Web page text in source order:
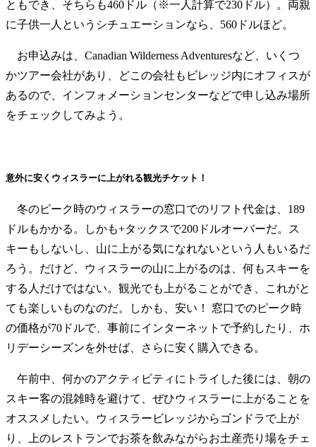
ともでき、そちらも460ドル（※一人計算で230ドル）。両親
に子供一人というシチュエーションなら、560ドルほど。
お申込みは、Canadian Wilderness Adventuresなど、いくつ
かツアー会社があり、どこの会社もビレッジ内にオフィスが
あるので、インフォメーションセンターなどで申し込み場所
をチェックしてみよう。
意外に安くウィスラーに上がれる観光チケット！
冬のピーク時のウィスラーの窓口でのリフト代金は、189
ドルもかかる。しかも+タックスで200ドルオーバーだ。ス
キーもしないし、山に上がる気になれないという人もいるだ
ろう。だけど、ウィスラーの山に上がるのは、何もスキーを
する人だけではない。観光でも上がることができ、これがと
ても楽しいものなのだ。しかも、安い！ 窓口でのピーク時
の価格が70ドルで、事前にインターネットで予約したり、ホ
リデーシーズンを外せば、さらに安く購入できる。
午前中、何かのアクティビティにトライした後には、朝の
スキー客の混雑時を避けて、ぜひウィスラーに上がることを
オススメしたい。ウィスラービレッジからゴンドラで上が
り、上のレストランでお茶を飲みながらお土産売り場をチェ